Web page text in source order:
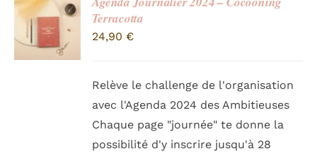
Terracotta
24,90 €
Relève le challenge de l'organisation
avec l'Agenda 2024 des Ambitieuses
Chaque page "journée" te donne la
possibilité d'y inscrire jusqu'à 28